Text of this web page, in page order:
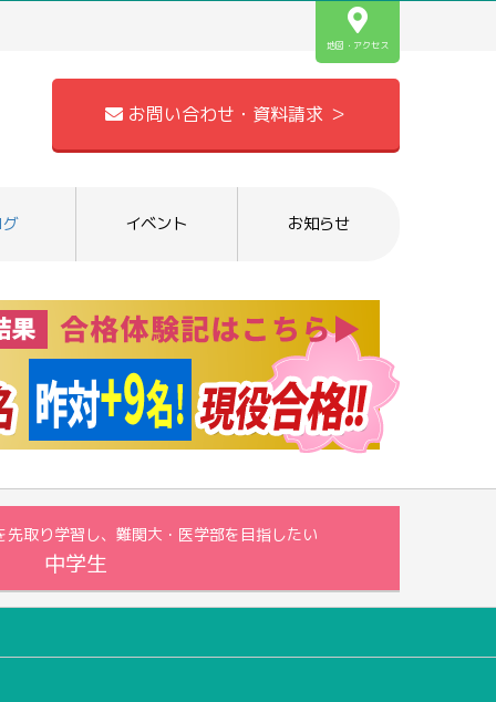
地図・アクセス
お問い合わせ・資料請求 ＞
イベント お知らせ
先取り学習し、難関大・医学部を目指したい
中学生